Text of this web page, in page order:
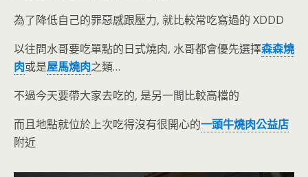
為了降低自己的罪惡感跟壓力, 就比較常吃寫過的 XDDD
以往問水哥要吃單點的日式燒肉, 水哥都會優先選擇森森燒
肉或是屋馬燒肉之類…
不過今天要帶大家去吃的, 是另一間比較高檔的
而且地點就位於上次吃得沒有很開心的一頭牛燒肉公益店
附近